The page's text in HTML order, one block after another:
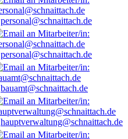
personal@schnaittach.de
personal@schnaittach.de
bauamt@schnaittach.de
hauptverwaltung@schnaittach.de